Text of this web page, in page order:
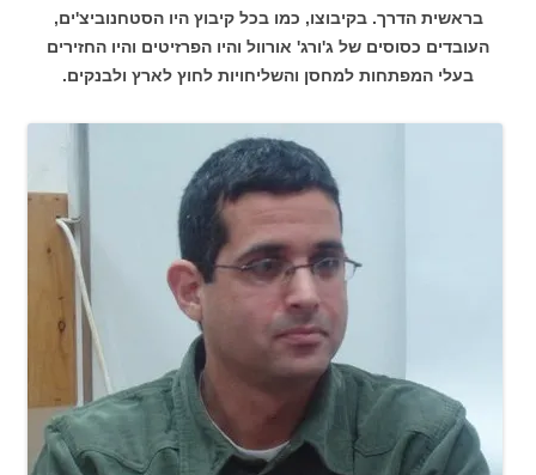
בראשית הדרך. בקיבוצו, כמו בכל קיבוץ היו הסטחנוביצ'ים,
העובדים כסוסים של ג'ורג' אורוול והיו הפרזיטים והיו החזירים
בעלי המפתחות למחסן והשליחויות לחוץ לארץ ולבנקים.